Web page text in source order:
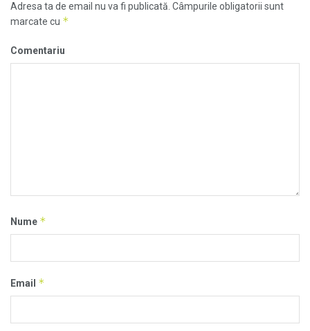
Adresa ta de email nu va fi publicată. Câmpurile obligatorii sunt
marcate cu *
Comentariu
Nume *
Email *